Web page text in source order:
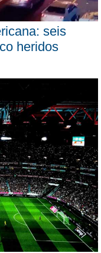
seis
heridos